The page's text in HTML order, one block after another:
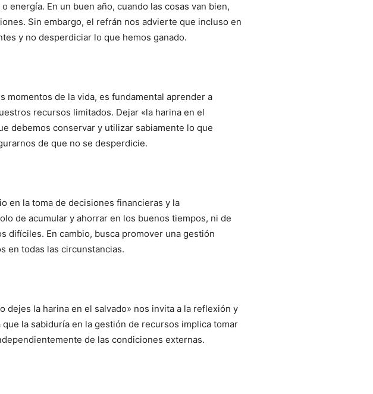
energía. En un buen año, cuando las cosas van bien,
Sin embargo, el refrán nos advierte que incluso en
y no desperdiciar lo que hemos ganado.
momentos de la vida, es fundamental aprender a
recursos limitados. Dejar «la harina en el
debemos conservar y utilizar sabiamente lo que
de que no se desperdicie.
en la toma de decisiones financieras y la
de acumular y ahorrar en los buenos tiempos, ni de
difíciles. En cambio, busca promover una gestión
en todas las circunstancias.
dejes la harina en el salvado» nos invita a la reflexión y
la sabiduría en la gestión de recursos implica tomar
de las condiciones externas.